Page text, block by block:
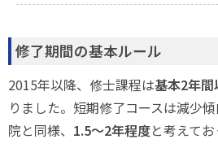
修了期間の基本ルール
2015年以降、修士課程は基本2年間
りました。短期修了コースは減少
院と同様、 1.5〜2年程度と考えて